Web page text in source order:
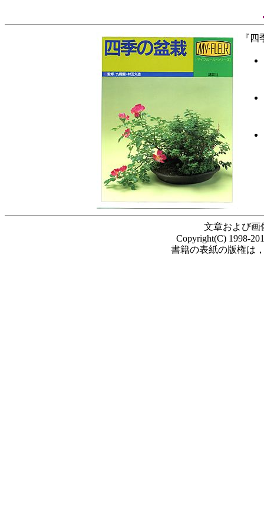
『
文章および画
Copyright(C) 1998-
書籍の表紙の版権は